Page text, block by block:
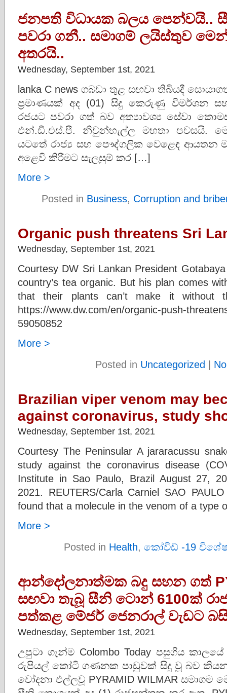
ජනපති විධායක බලය පෙන්වයි..
පවරා ගනී.. සමාගම් ලයිස්තුව
අතරයි..
Wednesday, September 1st, 2021
lanka C news ගබඩා තුළ සඟවා තිබියදී
ප්‍රමාණයක් අද (01) සිදු කෙරුණු විමර්ශන
රජයට පවරා ගත් බව අත්‍යාවශ්‍ය සේවා
එන්.ඩී.එස්.පී. නිවුන්හැල්ල මහතා පවසයි.
යටතේ රාජ්‍ය සහ පෞද්ගලික වෙළෙඳ ආයතන
අළෙවි කිරීමට සැලසුම් කර […]
More >
Posted in Business, Corruption and
Organic push threatens Sri
Wednesday, September 1st, 2021
Courtesy DW Sri Lankan President
country’s tea organic. But his plan comes
that their plants can’t make it without
https://www.dw.com/en/organic-push-
59050852
More >
Posted in Uncategorized |
Brazilian viper venom may
against coronavirus, study
Wednesday, September 1st, 2021
Courtesy The Peninsular A jararacussu
study against the coronavirus disease
Institute in Sao Paulo, Brazil August 27,
2021. REUTERS/Carla Carniel SAO
found that a molecule in the venom of a type
More >
Posted in Health, කෝවිඩ් -19
ආන්දෝලනාත්මක බදු සහන ගත්
සඟවා තැබූ සීනි ටොන් 6100ක්
පත්කළ මේජර් ජෙනරාල් වැඩට
Wednesday, September 1st, 2021
උපුටා ගැන්ම Colombo Today පසුගිය
රුපියල් කෝටි ගණනක පාඩුවක් සිදු වූ බව කියන
චෝදනා එල්ලවූ PYRAMID WILMAR